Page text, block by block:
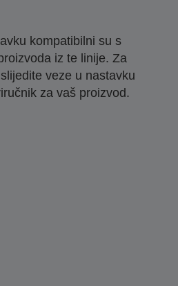
kompatibilni su s
iz te linije. Za
veze u nastavku
za vaš proizvod.